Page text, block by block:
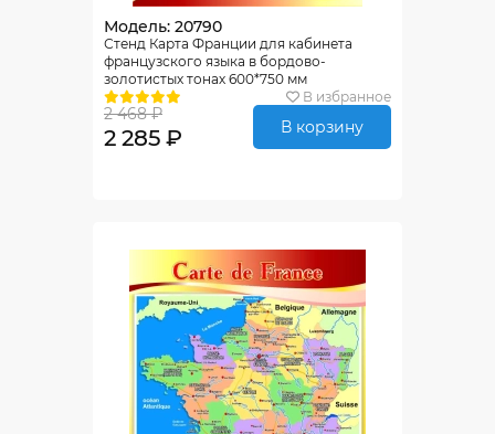
Модель: 20790
Стенд Карта Франции для кабинета
французского языка в бордово-
золотистых тонах 600*750 мм
В избранное
2 468 ₽
2 285 ₽ В корзину